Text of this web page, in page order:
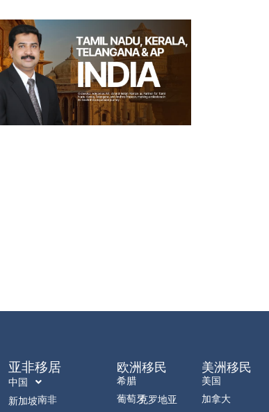
亚非移居
中国
新加坡南非
欧洲移民
希腊
葡萄牙克罗地亚
美洲移民
美国
加拿大